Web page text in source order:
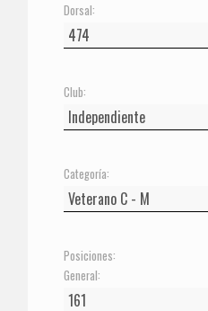
Dorsal:
Club:
Categoría:
Posiciones:
General: